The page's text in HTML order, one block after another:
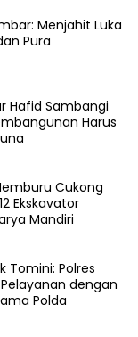
Menjahit Luka
Pura
Hafid Sambangi
Harus
Cukong
Ekskavator
Mandiri
Tomini: Polres
dengan
Polda